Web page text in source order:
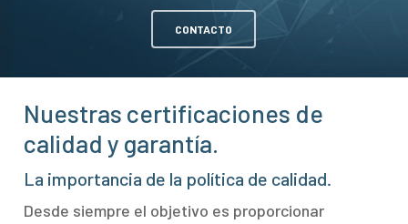
CONTACTO
Nuestras certificaciones de
calidad y garantía.
La importancia de la política de calidad.
Desde siempre el objetivo es proporcionar